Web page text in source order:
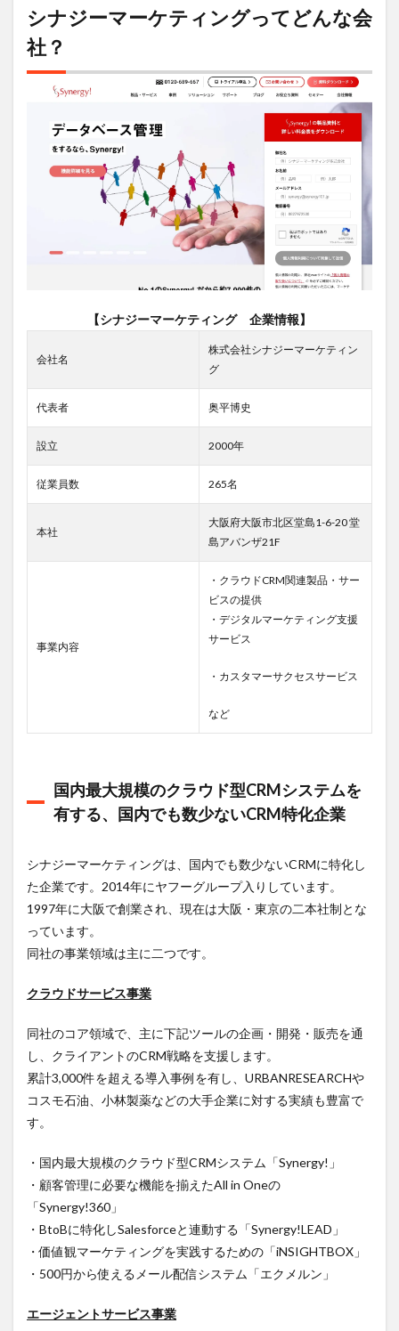
マー
ケテ
ィン
グっ
てど
んな
社？
1.1
国内
ド型
す
国内
数少
ない
CRM
1.2
シナ
の技
シナ
ジー
マー
グが
解決
でき
る課
題
2.1
ジー
ケテ
グで
働く
メリ
ット
シナ
ジー
マー
ケテ
グの
カル
チャ
ー
2.3
シナジーマーケティングってどんな会
社？
【シナジーマーケティング 企業情報】
会社名
株式会社シナジーマーケティン
グ
代表者 奥平博史
設立 2000年
従業員数 265名
本社
大阪府大阪市北区堂島1-6-20 堂
島アバンザ21F
事業内容
・クラウドCRM関連製品・サー
ビスの提供
・デジタルマーケティング支援
サービス
・カスタマーサクセスサービス
など
国内最大規模のクラウド型CRMシステムを
有する、国内でも数少ないCRM特化企業
シナジーマーケティングは、国内でも数少ないCRMに特化し
た企業です。2014年にヤフーグループ入りしています。
1997年に大阪で創業され、現在は大阪・東京の二本社制とな
っています。
同社の事業領域は主に二つです。
クラウドサービス事業
同社のコア領域で、主に下記ツールの企画・開発・販売を通
し、クライアントのCRM戦略を支援します。
累計3,000件を超える導入事例を有し、URBANRESEARCHや
コスモ石油、小林製薬などの大手企業に対する実績も豊富で
す。
・国内最大規模のクラウド型CRMシステム「Synergy!」
・顧客管理に必要な機能を揃えたAll in Oneの
「Synergy!360」
・BtoBに特化しSalesforceと連動する「Synergy!LEAD」
・価値観マーケティングを実践するための「iNSIGHTBOX」
・500円から使えるメール配信システム「エクメルン」
エージェントサービス事業